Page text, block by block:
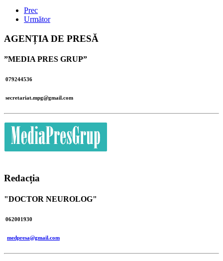
Prec
Următor
AGENȚIA DE PRESĂ
”MEDIA PRES GRUP”
079244536
secretariat.mpg@gmail.com
Redacția
"DOCTOR NEUROLOG"
062001930
medpresa@gmail.com